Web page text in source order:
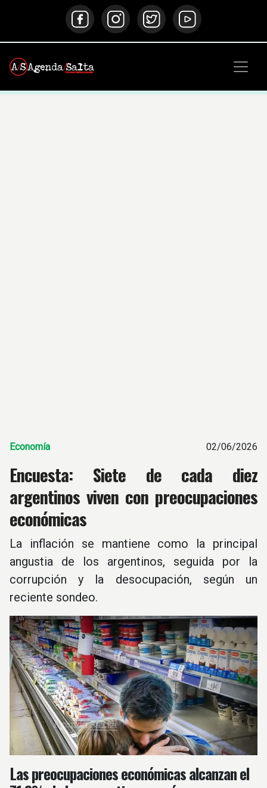
Economía 02/06/2026
Encuesta: Siete de cada diez
argentinos viven con preocupaciones
económicas
La inflación se mantiene como la principal
angustia de los argentinos, seguida por la
corrupción y la desocupación, según un
reciente sondeo.
Las preocupaciones económicas alcanzan el